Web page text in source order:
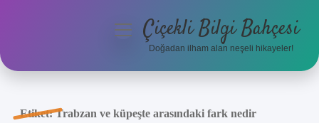
Anasayfa
menüyüÇiçekli Bilgi Bahçesi
Doğadan ilham alan neşeli hikayeler!
Etiket:Trabzan ve küpeşte arasındaki fark nedir